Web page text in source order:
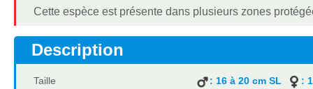
Cette espèce est présente dans plusieurs zones
Description
Taille : 16 à 20 cm SL :